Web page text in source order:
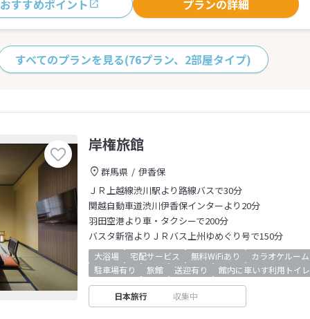
おすすめポイント プランの詳細
すべてのプランを見る(76プラン、2部屋タイプ)
岸権旅館
群馬県
伊香保
ＪＲ上越線渋川駅より路線バスで30分
関越自動車道渋川伊香保インターより20分
羽田空港より車・タクシーで200分
バスタ新宿よりＪＲバス上州ゆめぐり号で150分
大浴場 宅配サービス 無料WiFiあり カラオケルーム
駐車場有り
旅館 送迎有り 館内に車いす利用トイレ
日本旅行 収集中